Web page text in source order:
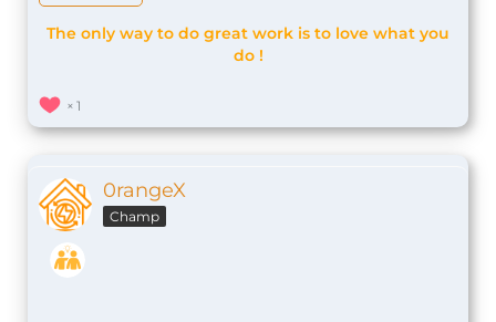
The only way to do great work is to love what you
do !
1
0rangeX
Champ